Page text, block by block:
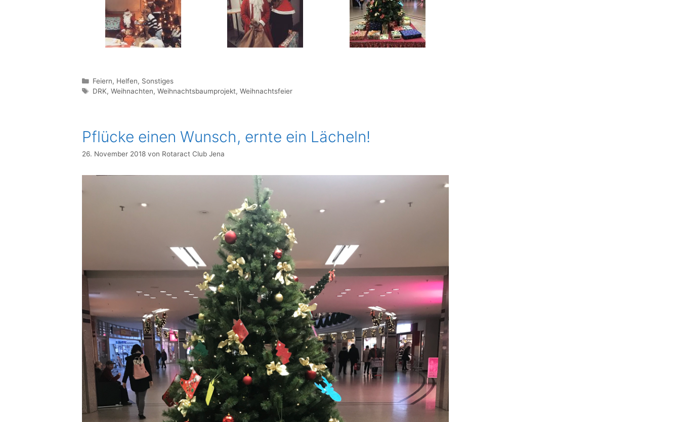
Kategorien
Feiern, Helfen, Sonstiges
Schlagwörter
DRK,Weihnachten,Weihnachtsbaumprojekt,Weihnachtsfeier
Pflücke einen Wunsch, ernte ein Lächeln!
26. November 2018 von Rotaract Club Jena